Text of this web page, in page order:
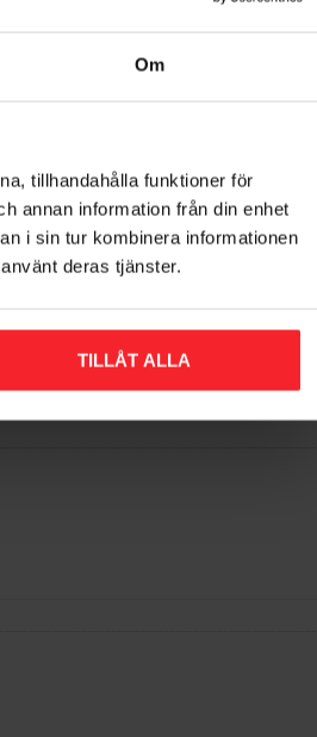
Om
tillhandahålla funktioner för
annan information från din enhet
i sin tur kombinera informationen
deras tjänster.
TILLÅT ALLA
Gem som favorit